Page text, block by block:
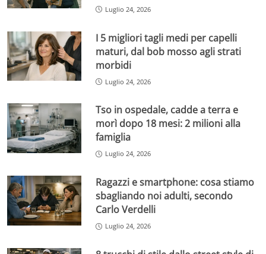
Luglio 24, 2026
I 5 migliori tagli medi per capelli
maturi, dal bob mosso agli strati
morbidi
Luglio 24, 2026
Tso in ospedale, cadde a terra e
morì dopo 18 mesi: 2 milioni alla
famiglia
Luglio 24, 2026
Ragazzi e smartphone: cosa stiamo
sbagliando noi adulti, secondo
Carlo Verdelli
Luglio 24, 2026